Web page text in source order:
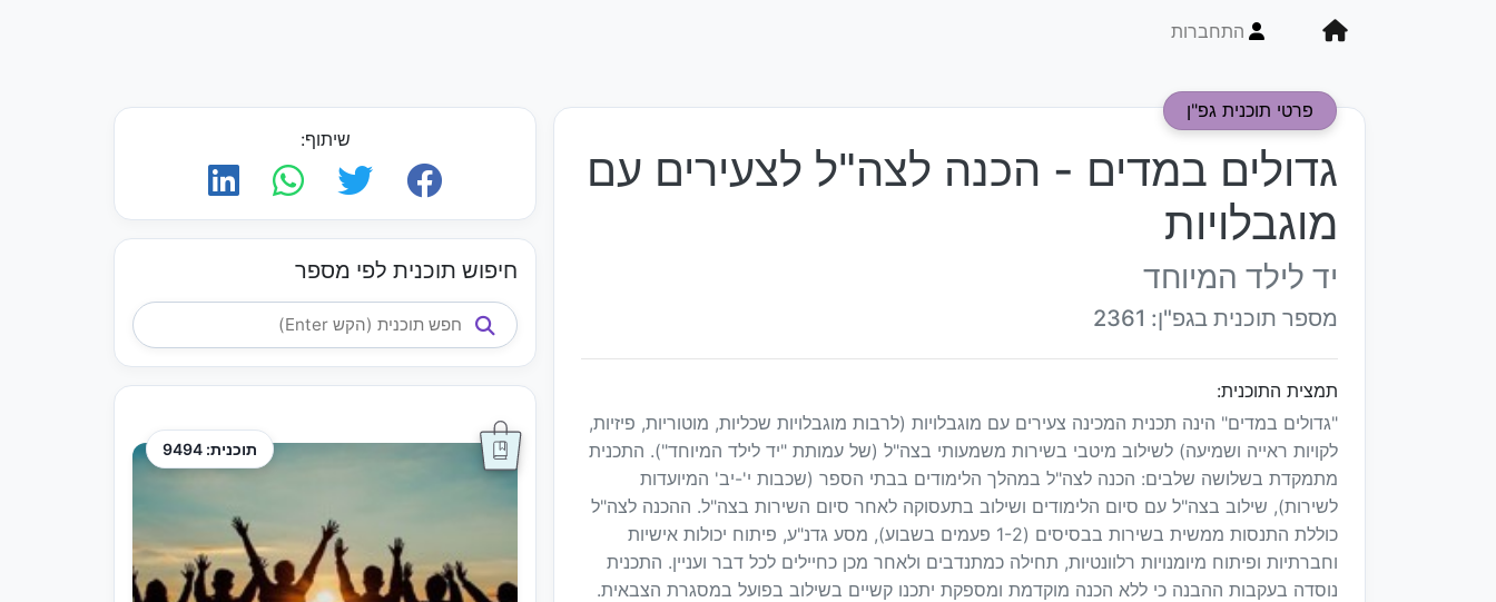
התחברות
פרטי תוכנית גפ"ן
גדולים במדים - הכנה לצה"ל לצעירים עם
מוגבלויות
יד לילד המיוחד
מספר תוכנית בגפ"ן: 2361
תמצית התוכנית:
"גדולים במדים" הינה תכנית המכינה צעירים עם מוגבלויות (לרבות מוגבלויות שכליות, מוטוריות, פיזיות,
לקויות ראייה ושמיעה) לשילוב מיטבי בשירות משמעותי בצה"ל (של עמותת "יד לילד המיוחד"). התכנית
מתמקדת בשלושה שלבים: הכנה לצה"ל במהלך הלימודים בבתי הספר (שכבות י'-יב' המיועדות
לשירות), שילוב בצה"ל עם סיום הלימודים ושילוב בתעסוקה לאחר סיום השירות בצה"ל. ההכנה לצה"ל
כוללת התנסות ממשית בשירות בבסיסים (1-2 פעמים בשבוע), מסע גדנ"ע, פיתוח יכולות אישיות
וחברתיות ופיתוח מיומנויות רלוונטיות, תחילה כמתנדבים ולאחר מכן כחיילים לכל דבר ועניין. התכנית
נוסדה בעקבות ההבנה כי ללא הכנה מוקדמת ומספקת יתכנו קשיים בשילוב בפועל במסגרת הצבאית.
שיתוף:
חיפוש תוכנית לפי מספר
תוכנית: 9494